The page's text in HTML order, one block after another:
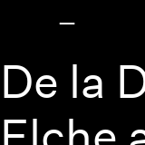
De la